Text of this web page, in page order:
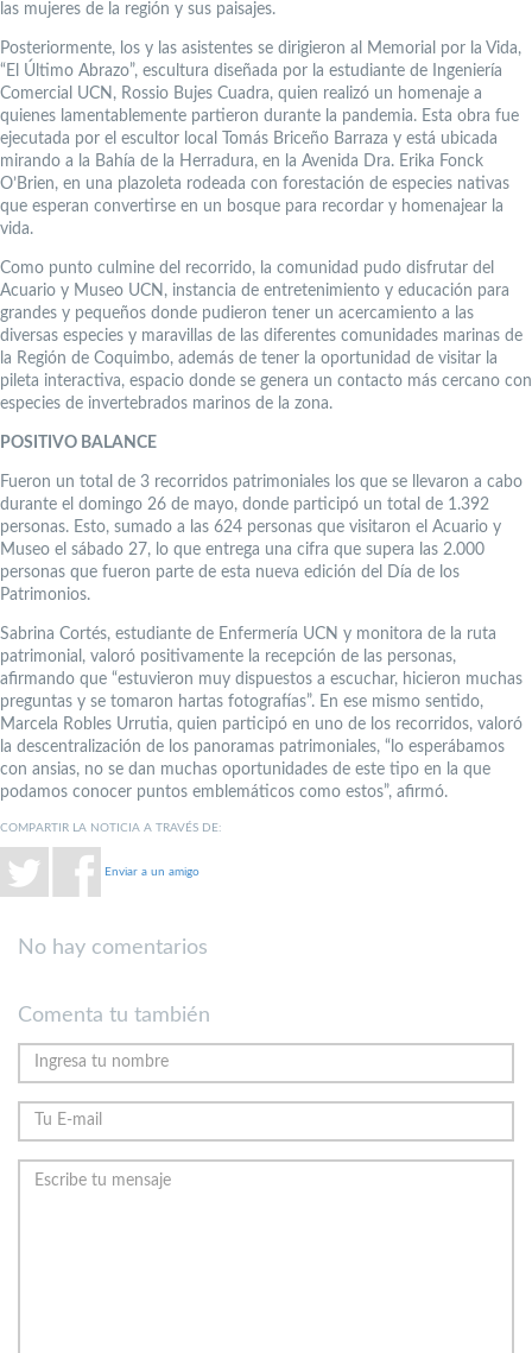
las mujeres de la región y sus paisajes.
Posteriormente, los y las asistentes se dirigieron al Memorial por la Vida,
“El Último Abrazo”, escultura diseñada por la estudiante de Ingeniería
Comercial UCN, Rossio Bujes Cuadra, quien realizó un homenaje a
quienes lamentablemente partieron durante la pandemia. Esta obra fue
ejecutada por el escultor local Tomás Briceño Barraza y está ubicada
mirando a la Bahía de la Herradura, en la Avenida Dra. Erika Fonck
O’Brien, en una plazoleta rodeada con forestación de especies nativas
que esperan convertirse en un bosque para recordar y homenajear la
vida.
Como punto culmine del recorrido, la comunidad pudo disfrutar del
Acuario y Museo UCN, instancia de entretenimiento y educación para
grandes y pequeños donde pudieron tener un acercamiento a las
diversas especies y maravillas de las diferentes comunidades marinas de
la Región de Coquimbo, además de tener la oportunidad de visitar la
pileta interactiva, espacio donde se genera un contacto más cercano con
especies de invertebrados marinos de la zona.
POSITIVO BALANCE
Fueron un total de 3 recorridos patrimoniales los que se llevaron a cabo
durante el domingo 26 de mayo, donde participó un total de 1.392
personas. Esto, sumado a las 624 personas que visitaron el Acuario y
Museo el sábado 27, lo que entrega una cifra que supera las 2.000
personas que fueron parte de esta nueva edición del Día de los
Patrimonios.
Sabrina Cortés, estudiante de Enfermería UCN y monitora de la ruta
patrimonial, valoró positivamente la recepción de las personas,
afirmando que “estuvieron muy dispuestos a escuchar, hicieron muchas
preguntas y se tomaron hartas fotografías”. En ese mismo sentido,
Marcela Robles Urrutia, quien participó en uno de los recorridos, valoró
la descentralización de los panoramas patrimoniales, “lo esperábamos
con ansias, no se dan muchas oportunidades de este tipo en la que
podamos conocer puntos emblemáticos como estos”, afirmó.
COMPARTIR LA NOTICIA A TRAVÉS DE:
Enviar a un amigo
No hay comentarios
Comenta tu también